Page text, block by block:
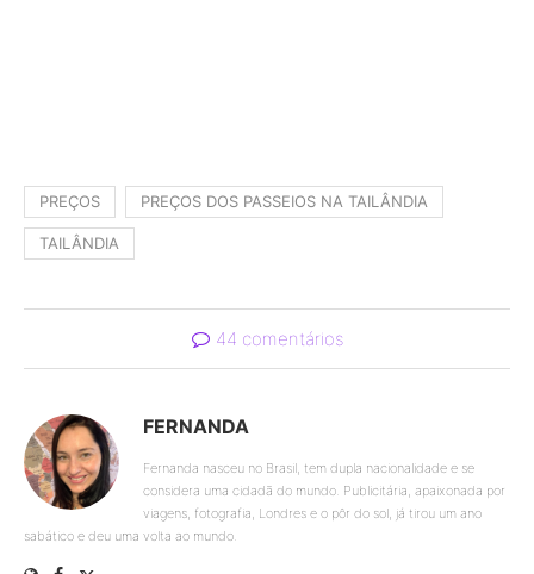
PREÇOS PREÇOS DOS PASSEIOS NA TAILÂNDIA
TAILÂNDIA
44 comentários
FERNANDA
Fernanda nasceu no Brasil, tem dupla nacionalidade e se
considera uma cidadã do mundo. Publicitária, apaixonada por
viagens, fotografia, Londres e o pôr do sol, já tirou um ano
sabático e deu uma volta ao mundo.